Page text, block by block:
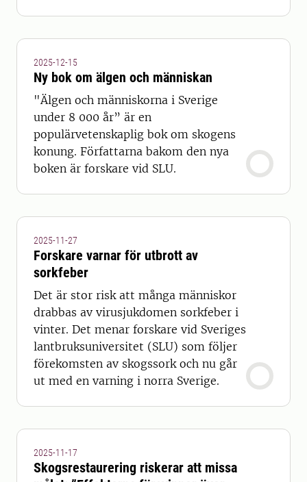
2025-12-15
Ny bok om älgen och människan
"Älgen och människorna i Sverige
under 8 000 år” är en
populärvetenskaplig bok om skogens
konung. Författarna bakom den nya
boken är forskare vid SLU.
2025-11-27
Forskare varnar för utbrott av
sorkfeber
Det är stor risk att många människor
drabbas av virusjukdomen sorkfeber i
vinter. Det menar forskare vid Sveriges
lantbruksuniversitet (SLU) som följer
förekomsten av skogssork och nu går
ut med en varning i norra Sverige.
2025-11-17
Skogsrestaurering riskerar att missa